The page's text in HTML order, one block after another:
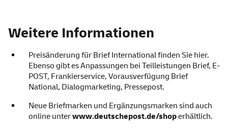
Weitere Informationen
Preisänderung für Brief International finden Sie hier.
Ebenso gibt es Anpassungen bei Teilleistungen Brief, E-
POST, Frankierservice, Vorausverfügung Brief
National, Dialogmarketing, Pressepost.
Neue Briefmarken und Ergänzungsmarken sind auch
online unterwww.deutschepost.de/shoperhältlich.